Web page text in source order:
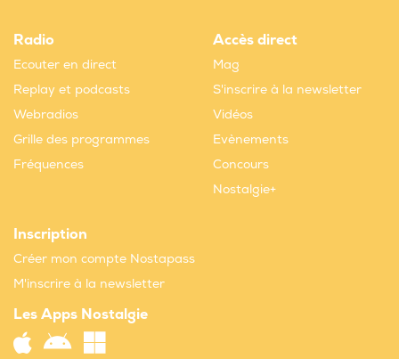
Radio
Ecouter en direct
Replay et podcasts
Webradios
Grille des programmes
Fréquences
Accès direct
Mag
S'inscrire à la newsletter
Vidéos
Evènements
Concours
Nostalgie+
Inscription
Créer mon compte Nostapass
M'inscrire à la newsletter
Les Apps Nostalgie